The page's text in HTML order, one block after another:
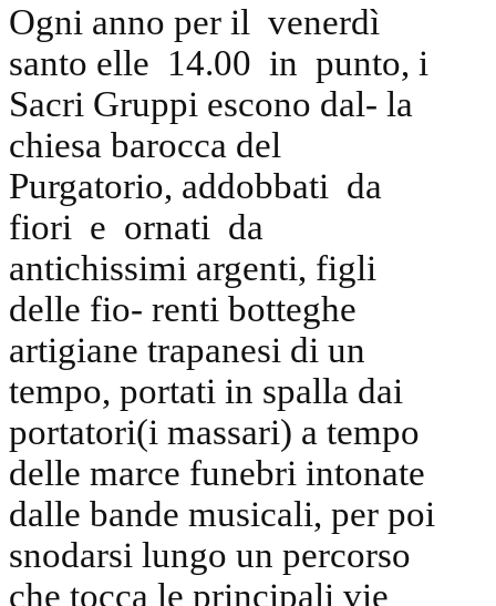
Ogni anno per il venerdì
santo elle 14.00 in punto, i
Sacri Gruppi escono dal- la
chiesa barocca del
Purgatorio, addobbati da
fiori e ornati da
antichissimi argenti, figli
delle fio- renti botteghe
artigiane trapanesi di un
tempo, portati in spalla dai
portatori(i massari) a tempo
delle marce funebri intonate
dalle bande musicali, per poi
snodarsi lungo un percorso
che tocca le principali vie